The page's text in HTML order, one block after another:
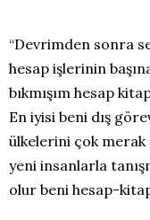
“Devrimden sonra
hesap işlerinin
bıkmışım hesap
En iyisi beni dış
ülkelerini çok
yeni insanlarla
olur beni hesap-